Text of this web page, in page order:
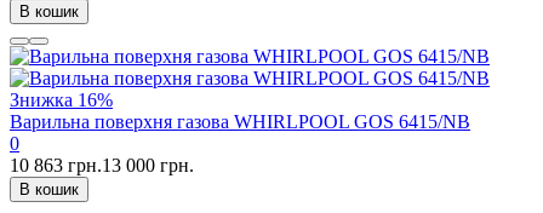
В кошик
Знижка 16%
Варильна поверхня газова WHIRLPOOL GOS 6415/NB
0
10 863 грн.13 000 грн.
В кошик